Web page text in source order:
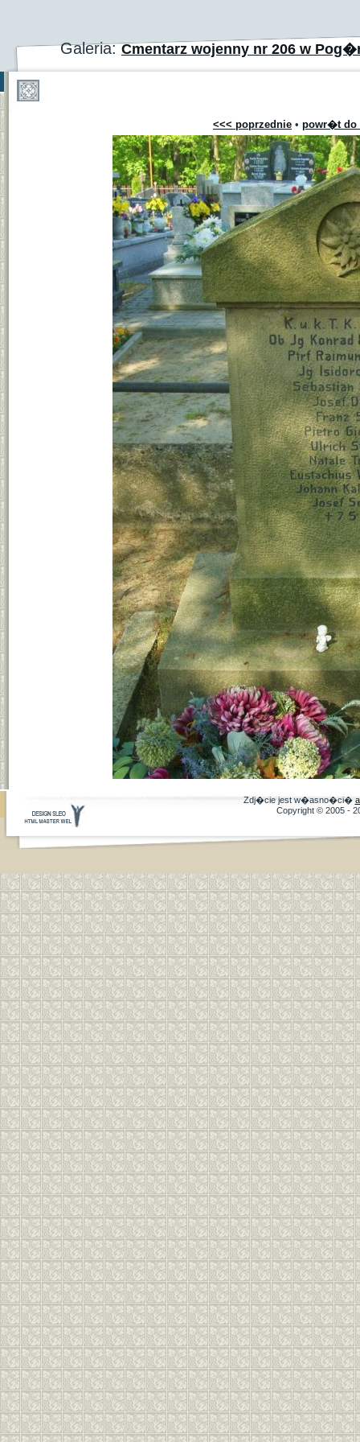
Galeria:Cmentarz wojenny nr 206 w
<<< poprzednie • powr�t do
Zdj�cie jest w�asno�ci�
Copyright © 2005 -